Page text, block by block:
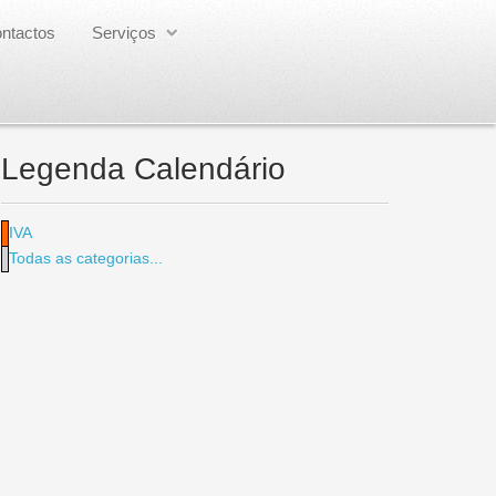
Serviços
Legenda Calendário
IVA
Todas as categorias...